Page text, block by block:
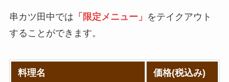
リーの注文方法も解
利用可能な支払方法
も解説
低い順ランキング！
多い順に全メニュー
串カツ田中では 「限定メニュー」 をテイクアウト
することができます。
料理名 価格(税込み)